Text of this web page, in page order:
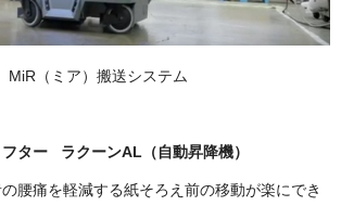
搬送システム
ター ラクーンAL（自動昇降機）
腰痛を軽減する紙そろえ前の移動が楽にでき